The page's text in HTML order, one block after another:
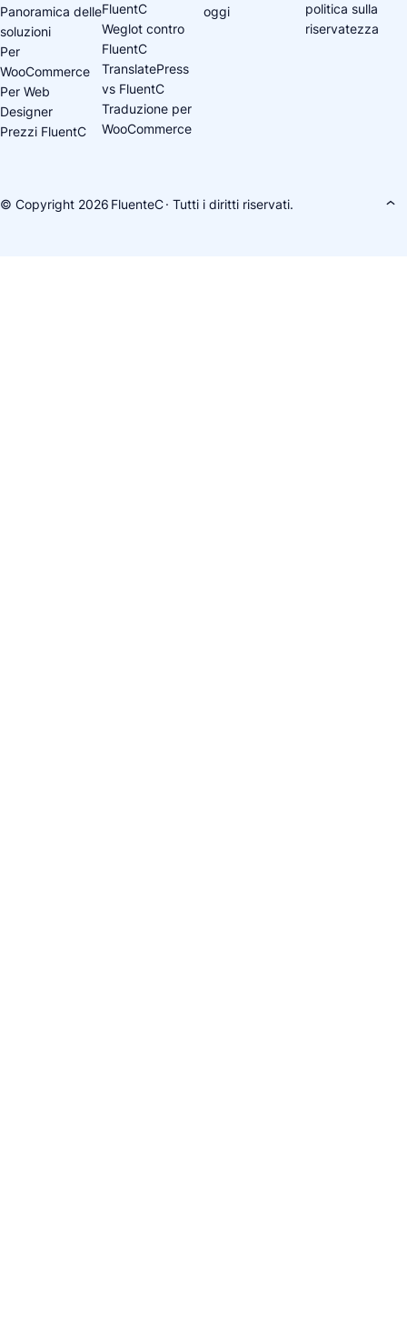
Panoramica delle
soluzioni
Per
WooCommerce
Per Web
Designer
Prezzi FluentC
FluentC
Weglot contro
FluentC
TranslatePress
vs FluentC
Traduzione per
WooCommerce
oggi
politica sulla
riservatezza
© Copyright 2026 FluenteC· Tutti i diritti riservati.